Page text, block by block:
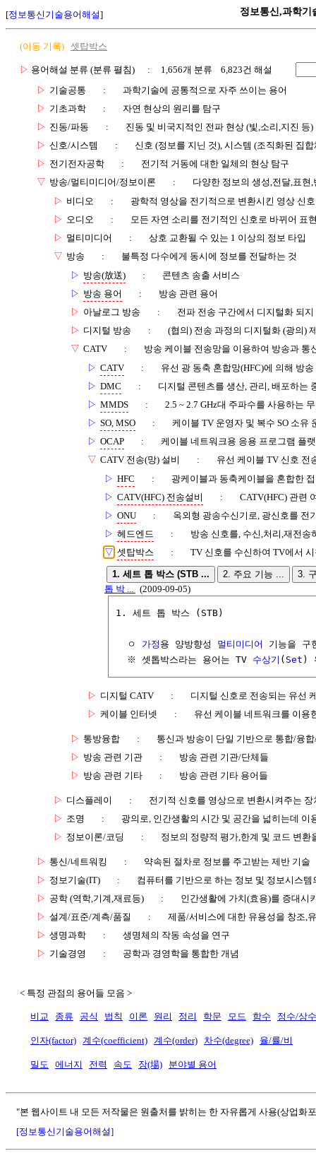
[정보통신기술용어해설] 정보통신,과학기
(이동 기록) 셋탑박스
▷ 용어해설 분류 (분류 펼침)
: 1,656개 분류 6,823건 해설
▷ 기술공통 :
과학기술에 공통적으로 자주 쓰이는 용어
▷ 기초과학 :
자연 현상의 원리를 탐구
▷ 진동/파동 :
진동 및 비국지적인 전파 현상 (빛,소리,지진 등)
▷ 신호/시스템 :
신호 (정보를 지닌 것), 시스템 (조직화된 집합
▷ 전기전자공학 :
전기적 거동에 대한 일체의 현상 탐구
▽ 방송/멀티미디어/정보이론 :
다양한 정보의 생성,전달,표현
▷ 비디오 :
광학적 영상을 전기적으로 변환시킨 영상 신호
▷ 오디오 :
모든 자연 소리를 전기적인 신호로 바뀌어 표
▷ 멀티미디어 :
상호 교환될 수 있는 1 이상의 정보 타입
▽ 방송 :
불특정 다수에게 동시에 정보를 전달하는 것
▷ 방송(放送) :
콘텐츠 송출 서비스
▷ 방송 용어 :
방송 관련 용어
▷ 아날로그 방송 :
전파 전송 구간에서 디지털화 되
▷ 디지털 방송 :
(협의) 전송 과정의 디지털화 (광의)
▽ CATV :
방송 케이블 전송망을 이용하여 방송과 통
▷ CATV :
유선 광 동축 혼합망(HFC)에 의해 방
▷ DMC :
디지털 콘텐츠를 생산, 관리, 배포하는
▷ MMDS :
2.5 ~ 2.7 GHz대 주파수를 사용하는
▷ SO, MSO :
케이블 TV 운영자 및 복수 SO 소유
▷ OCAP :
케이블 네트워크용 응용 프로그램 플
▽ CATV 전송(망) 설비 :
유선 케이블 TV 신호 전
▷ HFC :
광케이블과 동축케이블을 혼합한
▷ CATV(HFC) 전송설비 :
CATV(HFC) 관련
▷ ONU :
옥외형 광송수신기로, 광신호를 전
▷ 헤드엔드 :
방송 신호를, 수신,처리,재전송
▽ 셋탑박스 : TV 신호를 수신하여 TV에서
1. 세트 톱 박스 (STB ... 2. 주요 기능 ...
3.
톱 박 ...
(2009-09-05)
1. 세트 톱 박스 (STB)
  ㅇ
가정 용 양방향성 멀티미디어
기능을 구
  ※ 셋톱박스라는 용어는 TV
수상기 ( Set )
▷ 디지털 CATV :
디지털 신호로 전송되는 유선
▷ 케이블 인터넷 : 유선 케이블 네트워크를 이용
▷ 통방융합 :
통신과 방송이 단일 기반으로 통합/융
▷ 방송 관련 기관 :
방송 관련 기관/단체들
▷ 방송 관련 기타 : 방송 관련 기타 용어들
▷ 디스플레이 :
전기적 신호를 영상으로 변환시켜주는 장
▷ 조명 :
광의로, 인간생활의 시간 및 공간을 넓히는데 이
▷ 정보이론/코딩 : 정보의 정량적 평가,한계 및 코드 변환
▷ 통신/네트워킹 :
약속된 절차로 정보를 주고받는 제반 기술
▷ 정보기술(IT) :
컴퓨터를 기반으로 하는 정보 및 정보시스템
▷ 공학 (역학,기계,재료등) :
인간생활에 가치(효용)를 증대시
▷ 설계/표준/계측/품질 :
제품/서비스에 대한 유용성을 창조,
▷ 생명과학 :
생명체의 작동 속성을 연구
▷ 기술경영 : 공학과 경영학을 통합한 개념
< 특정 관점의 용어들 모음 >
비교 종류 공식 법칙 이론 원리 정리 학문 모드 함수 정수/상수
인자(factor) 계수(coefficient) 계수(order) 차수(degree) 율/률/비
밀도 에너지 전력 속도 장(場) 분야별 용어
"본 웹사이트 내 모든 저작물은 원출처를 밝히는 한 자유롭게 사용(상업화
[정보통신기술용어해설]